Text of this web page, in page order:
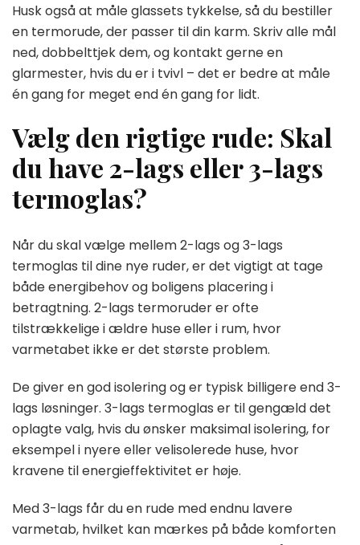
Husk også at måle glassets tykkelse, så du bestiller
en termorude, der passer til din karm. Skriv alle mål
ned, dobbelttjek dem, og kontakt gerne en
glarmester, hvis du er i tvivl – det er bedre at måle
én gang for meget end én gang for lidt.
Vælg den rigtige rude: Skal
du have 2-lags eller 3-lags
termoglas?
Når du skal vælge mellem 2-lags og 3-lags
termoglas til dine nye ruder, er det vigtigt at tage
både energibehov og boligens placering i
betragtning. 2-lags termoruder er ofte
tilstrækkelige i ældre huse eller i rum, hvor
varmetabet ikke er det største problem.
De giver en god isolering og er typisk billigere end 3-
lags løsninger. 3-lags termoglas er til gengæld det
oplagte valg, hvis du ønsker maksimal isolering, for
eksempel i nyere eller velisolerede huse, hvor
kravene til energieffektivitet er høje.
Med 3-lags får du en rude med endnu lavere
varmetab, hvilket kan mærkes på både komforten